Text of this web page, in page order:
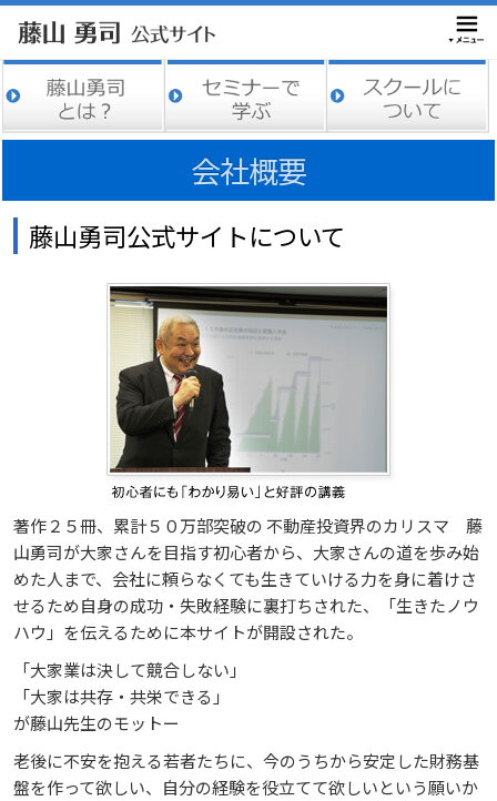
会社概要
藤山勇司公式サイトについて
著作２５冊、累計５０万部突破の 不動産投資界のカリスマ 藤
山勇司が大家さんを目指す初心者から、大家さんの道を歩み始
めた人まで、会社に頼らなくても生きていける力を身に着けさ
せるため自身の成功・失敗経験に裏打ちされた、「生きたノウ
ハウ」を伝えるために本サイトが開設された。
「大家業は決して競合しない」
「大家は共存・共栄できる」
が藤山先生のモットー
老後に不安を抱える若者たちに、今のうちから安定した財務基
盤を作って欲しい、自分の経験を役立てて欲しいという願いか